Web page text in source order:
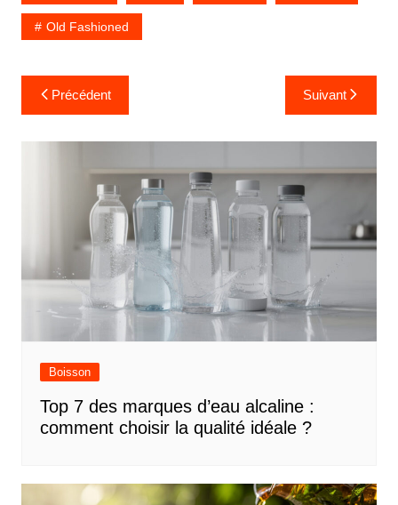
Old Fashioned
Navigation
de
l’article
Précédent Suivant
Boisson
Top 7 des marques d’eau alcaline :
comment choisir la qualité idéale ?